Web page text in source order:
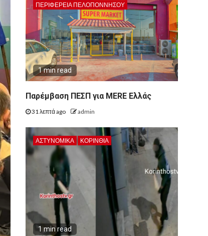
ΠΕΡΙΦΈΡΕΙΑ ΠΕΛΟΠΟΝΝΉΣΟΥ
1 min read
Παρέμβαση ΠΕΣΠ για MERE Ελλάς
31 λεπτά ago admin
ΑΣΤΥΝΟΜΙΚΑ ΚΟΡΙΝΘΊΑ
1 min read